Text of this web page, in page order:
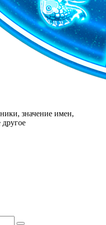
значение имен,
другое